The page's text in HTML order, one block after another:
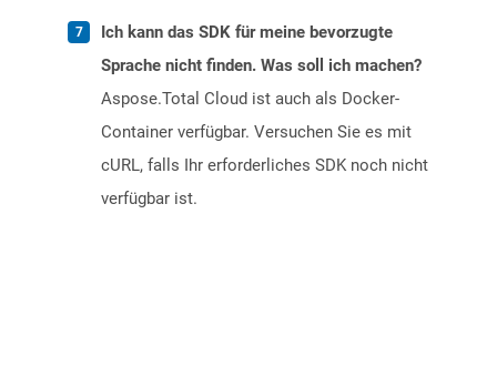
Ich kann das SDK für meine bevorzugte
Sprache nicht finden. Was soll ich machen?
Aspose.Total Cloud ist auch als Docker-
Container verfügbar. Versuchen Sie es mit
cURL, falls Ihr erforderliches SDK noch nicht
verfügbar ist.